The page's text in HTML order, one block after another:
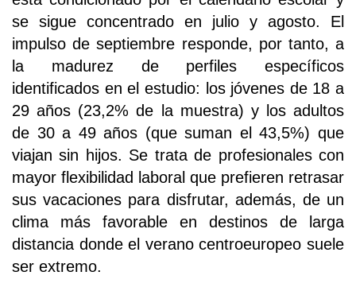
se sigue concentrado en julio y agosto. El
impulso de septiembre responde, por tanto, a
la madurez de perfiles específicos
identificados en el estudio: los jóvenes de 18 a
29 años (23,2% de la muestra) y los adultos
de 30 a 49 años (que suman el 43,5%) que
viajan sin hijos. Se trata de profesionales con
mayor flexibilidad laboral que prefieren retrasar
sus vacaciones para disfrutar, además, de un
clima más favorable en destinos de larga
distancia donde el verano centroeuropeo suele
ser extremo.